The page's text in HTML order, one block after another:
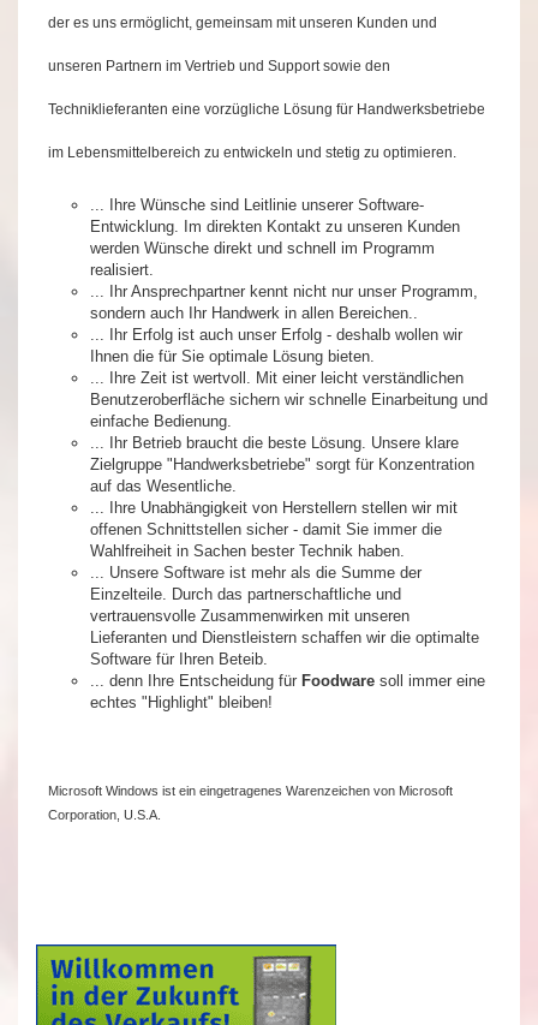
der es uns ermöglicht, gemeinsam mitunseren Kunden und
unseren Partnern im Vertrieb und Support sowie den
Techniklieferanten eine vorzügliche Lösung für Handwerksbetriebe
im Lebensmittelbereich zu entwickeln und stetig zu optimieren.
... Ihre Wünsche sind Leitlinie unserer Software-
Entwicklung. Im direkten Kontakt zu unseren Kunden
werden Wünsche direkt und schnell im Programm
realisiert.
... Ihr Ansprechpartner kennt nicht nur unser Programm,
sondern auch Ihr Handwerk in allen Bereichen..
... Ihr Erfolg ist auch unser Erfolg - deshalb wollen wir
Ihnen die für Sie optimale Lösung bieten.
... Ihre Zeit ist wertvoll. Mit einer leicht verständlichen
Benutzeroberfläche sichern wir schnelle Einarbeitung und
einfache Bedienung.
... Ihr Betrieb braucht die beste Lösung. Unsere klare
Zielgruppe "Handwerksbetriebe" sorgt für Konzentration
auf das Wesentliche.
... Ihre Unabhängigkeit von Herstellern stellen wir mit
offenen Schnittstellen sicher - damit Sie immer die
Wahlfreiheit in Sachen bester Technik haben.
... Unsere Software ist mehr als die Summe der
Einzelteile. Durch das partnerschaftliche und
vertrauensvolle Zusammenwirken mit unseren
Lieferanten und Dienstleistern schaffen wir die optimalte
Software für Ihren Beteib.
... denn Ihre Entscheidung für Foodware soll immer eine
echtes "Highlight" bleiben!
Microsoft Windows ist ein eingetragenes Warenzeichen von Microsoft
Corporation, U.S.A.